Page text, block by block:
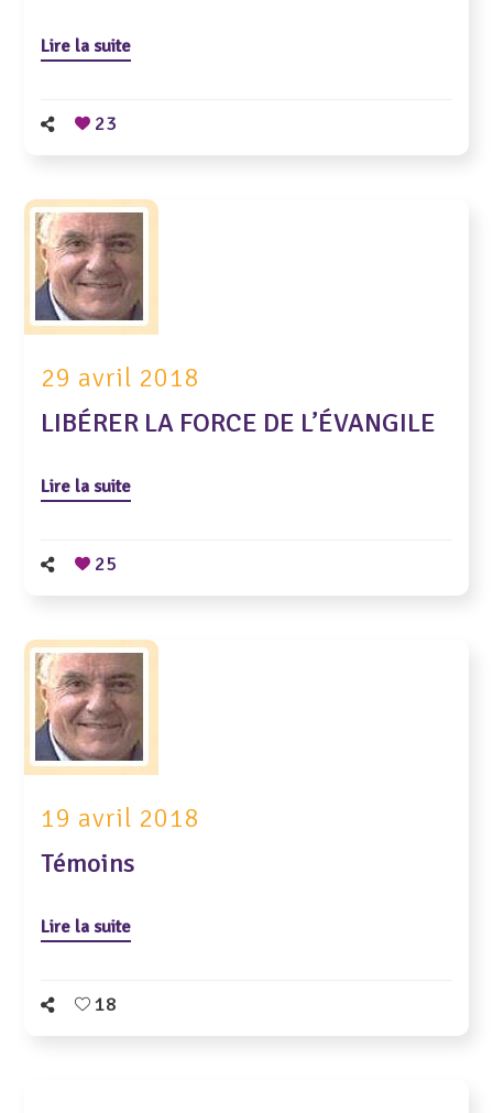
Lire la suite
23
29 avril 2018
LIBÉRER LA FORCE DE L’ÉVANGILE
Lire la suite
25
19 avril 2018
Témoins
Lire la suite
18